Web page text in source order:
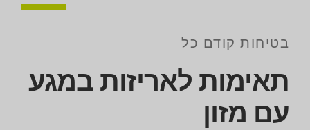
בטיחות קודם כל
תאימות לאריזות במגע
עם מזון